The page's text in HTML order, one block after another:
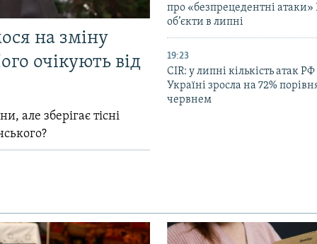
на зміну
очікують від
але зберігає тісні
про «безпрецедентні атаки»
об’єкти в липні
19:23
CIR: у липні кількість атак
Україні зросла на 72%
червнем